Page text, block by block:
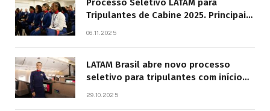
Processo Seletivo LATAM para
Tripulantes de Cabine 2025. Principais
06.11.2025
LATAM Brasil abre novo processo
seletivo para tripulantes com início
29.10.2025